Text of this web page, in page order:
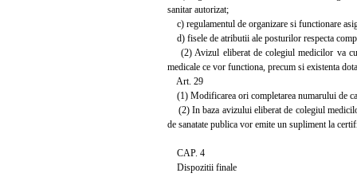
sanitar autorizat;
c) regulamentul de organizare si functionare
d) fisele de atributii ale posturilor respecta
(2) Avizul eliberat de colegiul medicilor va
medicale ce vor functiona, precum si existenta
Art. 29
(1) Modificarea ori completarea numarului de
(2) In baza avizului eliberat de colegiul
de sanatate publica vor emite un supliment la
CAP. 4
Dispozitii finale